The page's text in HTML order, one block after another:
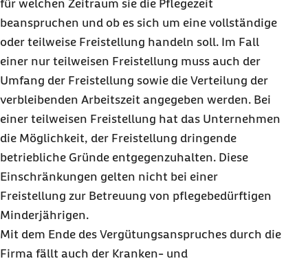
für welchen Zeitraum sie die Pflegezeit
beanspruchen und ob es sich um eine vollständige
oder teilweise Freistellung handeln soll. Im Fall
einer nur teilweisen Freistellung muss auch der
Umfang der Freistellung sowie die Verteilung der
verbleibenden Arbeitszeit angegeben werden. Bei
einer teilweisen Freistellung hat das Unternehmen
die Möglichkeit, der Freistellung dringende
betriebliche Gründe entgegenzuhalten. Diese
Einschränkungen gelten nicht bei einer
Freistellung zur Betreuung von pflegebedürftigen
Minderjährigen.
Mit dem Ende des Vergütungsanspruches durch die
Firma fällt auch der Kranken- und